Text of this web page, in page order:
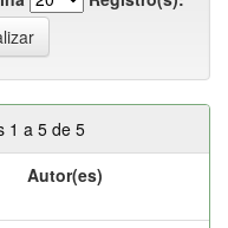
1 a 5 de 5
Autor(es)